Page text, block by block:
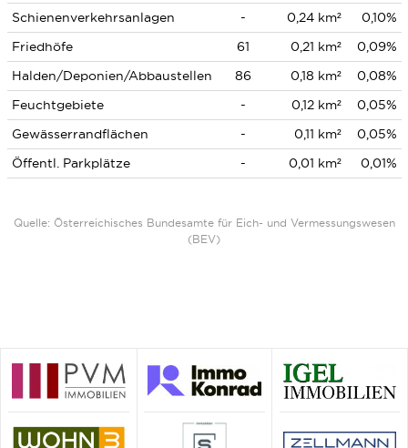
Schienenverkehrsanlagen
- 0,24 km²
0,10%
Friedhöfe
61 0,21 km²
0,09%
Halden/Deponien/Abbaustellen
86 0,18 km²
0,08%
Feuchtgebiete
- 0,12 km²
0,05%
Gewässerrandflächen
- 0,11 km²
0,05%
Öffentl. Parkplätze
- 0,01 km² 0,01%
Quelle: Österreichisches Bundesamte für Eich- und Vermessungswesen
(BEV)